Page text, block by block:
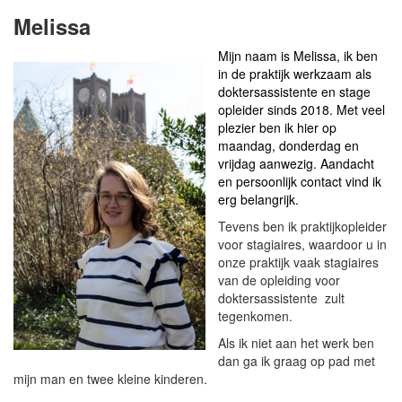
Melissa
Mijn naam is Melissa, ik ben
in de praktijk werkzaam als
doktersassistente en stage
opleider sinds 2018. Met veel
plezier ben ik hier op
maandag, donderdag en
vrijdag aanwezig. Aandacht
en persoonlijk contact vind ik
erg belangrijk.
Tevens ben ik praktijkopleider
voor stagiaires, waardoor u in
onze praktijk vaak stagiaires
van de opleiding voor
doktersassistente zult
tegenkomen.
Als ik niet aan het werk ben
dan ga ik graag op pad met
mijn man en twee kleine kinderen.